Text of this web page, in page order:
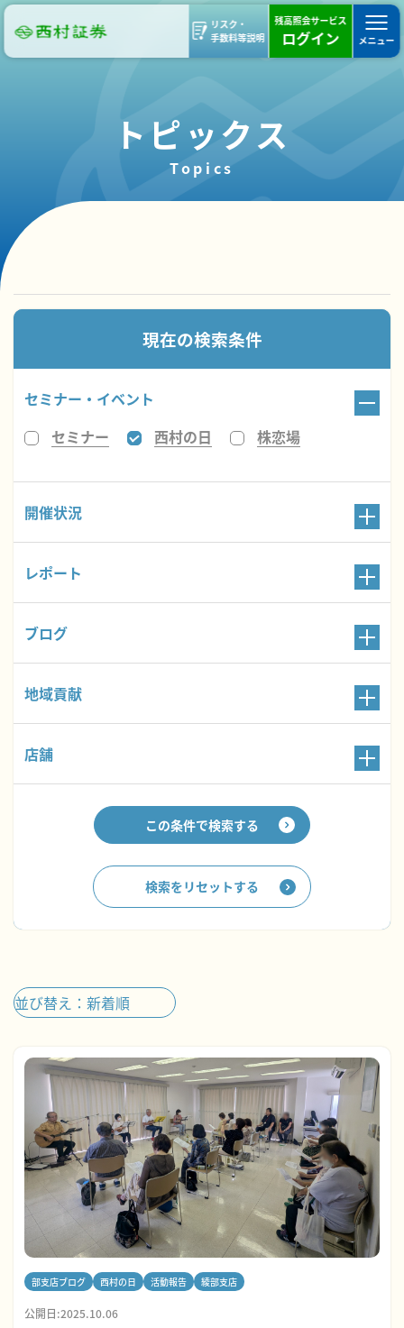
リスク・
手数料等説明
残高照会サービス
ログイン メニュー
トピックス
Topics
現在の検索条件
セミナー・イベント
セミナー
西村の日 株恋場
開催状況
レポート
ブログ
地域貢献
店舗
この条件で検索する
検索をリセットする
部支店ブログ 西村の日 活動報告 綾部支店
公開日:2025.10.06